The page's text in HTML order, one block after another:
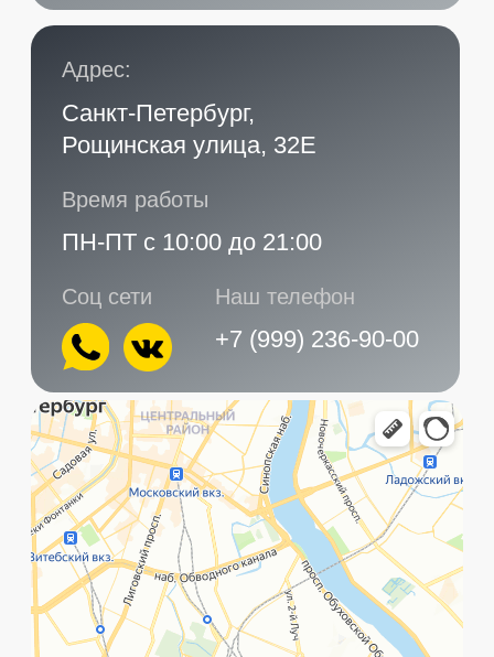
Главная Услуги
©️ Porsche 198. Все права защищены 2025
Разработка и маркетинг: Global Code
Санкт-Петербург,
Рощинская улица, 32Е
+7 (999) 236-90-00
ПН-ПТ
с 10:00 до 21:00